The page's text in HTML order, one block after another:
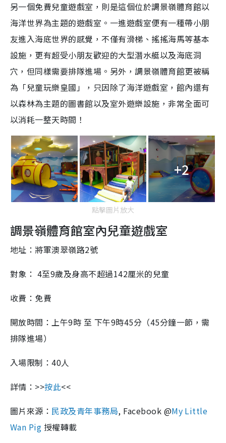
另一個免費兒童遊戲室，則是這個位於調景嶺體育館以
海洋世界為主題的遊戲室。一進遊戲室便有一種帶小朋
友進入海底世界的感覺，不僅有滑梯、搖搖海馬等基本
設施，更有超受小朋友歡迎的大型潛水艇以及海底洞
穴，但同樣需要排隊進場。另外，調景嶺體育館更被稱
為「兒童玩樂皇國」，只因除了海洋遊戲室，館內還有
以森林為主題的圖書館以及室外遊樂設施，非常全面可
以消耗一整天時間！
+2
點擊圖片放大
調景嶺體育館室內兒童遊戲室
地址：將軍澳翠嶺路2號
對象： 4至9歲及身高不超過142厘米的兒童
收費：免費
開放時間：上午9時 至 下午9時45分（45分鐘一節，需
排隊進場）
入場限制：40人
詳情： >>按此<<
圖片來源： 民政及青年事務局, Facebook @My Little
Wan Pig 授權轉載